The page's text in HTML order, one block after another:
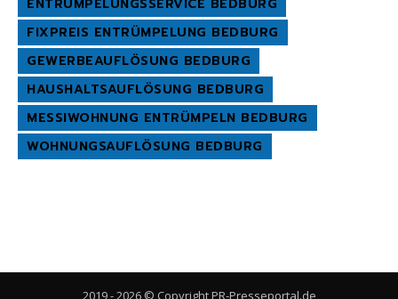
ENTRÜMPELUNGSSERVICE BEDBURG
FIXPREIS ENTRÜMPELUNG BEDBURG
GEWERBEAUFLÖSUNG BEDBURG
HAUSHALTSAUFLÖSUNG BEDBURG
MESSIWOHNUNG ENTRÜMPELN BEDBURG
WOHNUNGSAUFLÖSUNG BEDBURG
2019 - 2026 © Copyright PR-Presseportal.de